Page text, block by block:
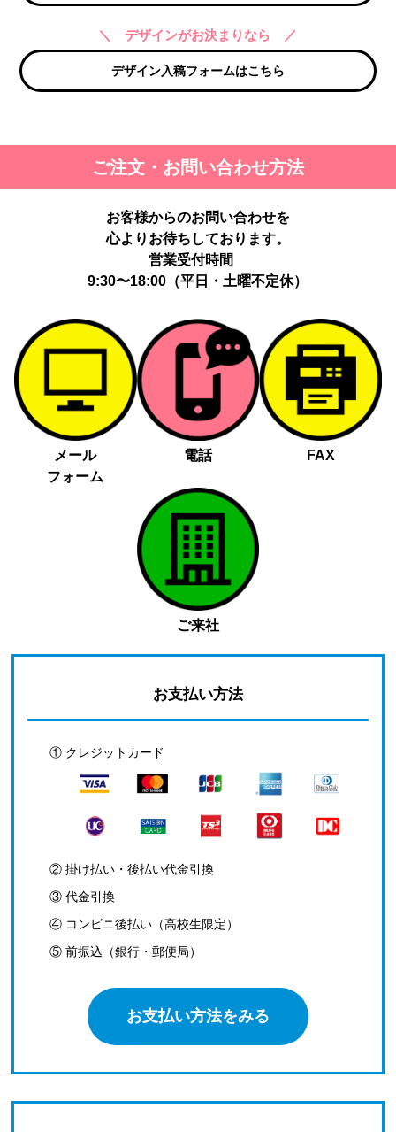
＼ デザインがお決まりなら ／
デザイン入稿フォームはこちら
ご注文・お問い合わせ方法
お客様からのお問い合わせを
心よりお待ちしております。
営業受付時間
9:30〜18:00（平日・土曜不定休）
メール
フォーム
電話 FAX
ご来社
お支払い方法
① クレジットカード
② 掛け払い・後払い代金引換
③ 代金引換
④ コンビニ後払い（高校生限定）
⑤ 前振込（銀行・郵便局）
お支払い方法をみる